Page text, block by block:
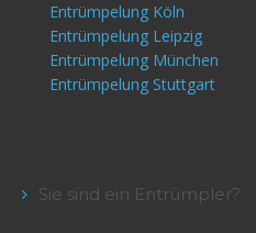
Entrümpelung Köln
Entrümpelung Leipzig
Entrümpelung München
Entrümpelung Stuttgart
Sie sind ein Entrümpler?